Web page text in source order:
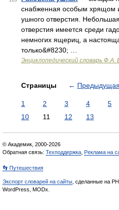
снабженная особым
ушного отверстия.
отверстия имеется среди
немногих ящериц, а
только&#8230; …
Энциклопедический словарь
Страницы ← Предыдущая
1 2 3 4 5
10
11 12 13
© Академик, 2000-2026
Обратная связь: Техподдержка Реклама на
👣 Путешествия
Экспорт словарей на сайты , сделанные на
WordPress, MODx.